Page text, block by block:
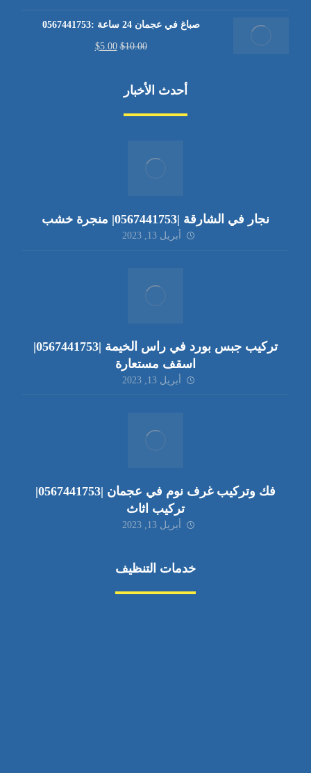
صباغ في عجمان 24 ساعة :0567441753
$10.00
$5.00
أحدث الأخبار
نجار في الشارقة |0567441753| منجرة خشب
أبريل 13, 2023
تركيب جبس بورد في راس الخيمة |0567441753|
اسقف مستعارة
أبريل 13, 2023
فك وتركيب غرف نوم في عجمان |0567441753|
تركيب اثاث
أبريل 13, 2023
خدمات التنظيف